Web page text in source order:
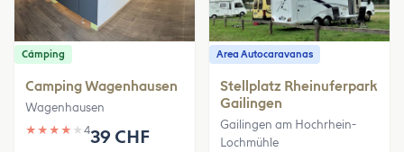
Cámping
Camping Wagenhausen
Wagenhausen
★ ★ ★ ★ ★ 439 CHF
Area Autocaravanas
Stellplatz Rheinuferpark
Gailingen
Gailingen am Hochrhein-
Lochmühle